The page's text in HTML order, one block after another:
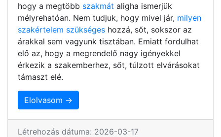
hogy a megtöbb szakmát aligha ismerjük
mélyrehatóan. Nem tudjuk, hogy mivel jár, milyen
szakértelem szükséges hozzá, sőt, sokszor az
árakkal sem vagyunk tisztában. Emiatt fordulhat
elő az, hogy a megrendelő nagy igényekkel
érkezik a szakemberhez, sőt, túlzott elvárásokat
támaszt elé.
Elolvasom →
Létrehozás dátuma: 2026-03-17